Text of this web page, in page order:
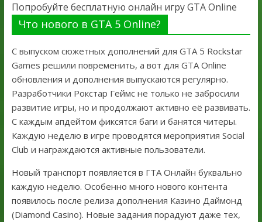
Попробуйте бесплатную онлайн игру GTA Online
Что нового в GTA 5 Online?
С выпуском сюжетных дополнений для GTA 5 Rockstar
Games решили повременить, а вот для GTA Online
обновления и дополнения выпускаются регулярно.
Разработчики Рокстар Геймс не только не забросили
развитие игры, но и продолжают активно её развивать.
С каждым апдейтом фиксятся баги и банятся читеры.
Каждую неделю в игре проводятся мероприятия Social
Club и награждаются активные пользователи.
Новый транспорт появляется в ГТА Онлайн буквально
каждую неделю. Особенно много нового контента
появилось после релиза дополнения Казино Даймонд
(Diamond Casino). Новые задания порадуют даже тех,